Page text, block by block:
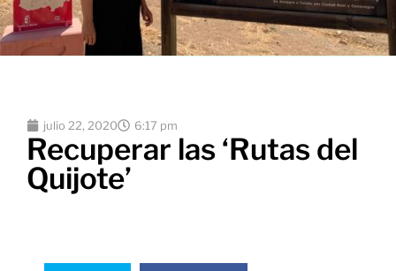
julio 22, 2020 6:17 pm
Recuperar las ‘Rutas del
Quijote’